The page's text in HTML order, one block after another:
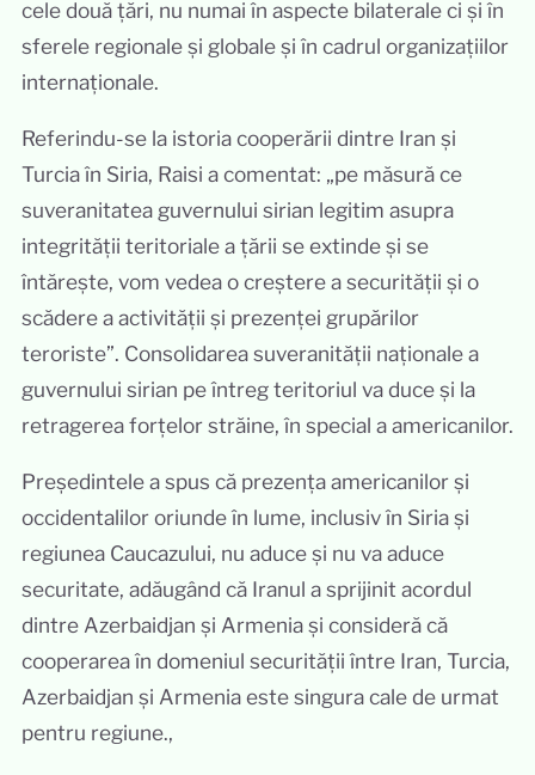
cele două țări, nu numai în aspecte bilaterale ci și în
sferele regionale și globale și în cadrul organizațiilor
internaționale.
Referindu-se la istoria cooperării dintre Iran și
Turcia în Siria, Raisi a comentat: „pe măsură ce
suveranitatea guvernului sirian legitim asupra
integrității teritoriale a țării se extinde și se
întărește, vom vedea o creștere a securității și o
scădere a activității și prezenței grupărilor
teroriste”. Consolidarea suveranității naționale a
guvernului sirian pe întreg teritoriul va duce și la
retragerea forțelor străine, în special a americanilor.
Președintele a spus că prezența americanilor și
occidentalilor oriunde în lume, inclusiv în Siria și
regiunea Caucazului, nu aduce și nu va aduce
securitate, adăugând că Iranul a sprijinit acordul
dintre Azerbaidjan și Armenia și consideră că
cooperarea în domeniul securității între Iran, Turcia,
Azerbaidjan și Armenia este singura cale de urmat
pentru regiune.,